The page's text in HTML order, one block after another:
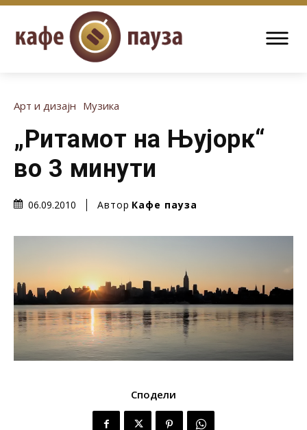
Арт и дизајн Музика
„Ритамот на Њујорк“
во 3 минути
06.09.2010 Автор Кафе пауза
Сподели